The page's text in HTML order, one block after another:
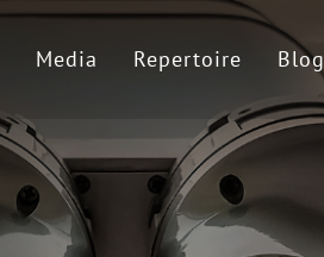
Media Repertoire Blog